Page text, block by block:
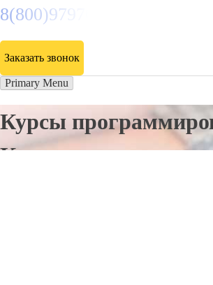
8(800)9797043
Заказать звонок
Primary Menu
Курсы
Кыштыме